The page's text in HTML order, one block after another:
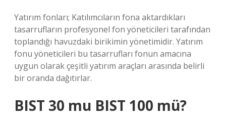
Yatırım fonları; Katılımcıların fona aktardıkları
tasarrufların profesyonel fon yöneticileri tarafından
toplandığı havuzdaki birikimin yönetimidir. Yatırım
fonu yöneticileri bu tasarrufları fonun amacına
uygun olarak çeşitli yatırım araçları arasında belirli
bir oranda dağıtırlar.
BIST 30 mu BIST 100 mü?